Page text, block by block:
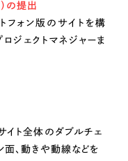
の提出
フォン版のサイトを構
ジェクトマネジャーま
イト全体のダブルチェ
面、動きや動線などを